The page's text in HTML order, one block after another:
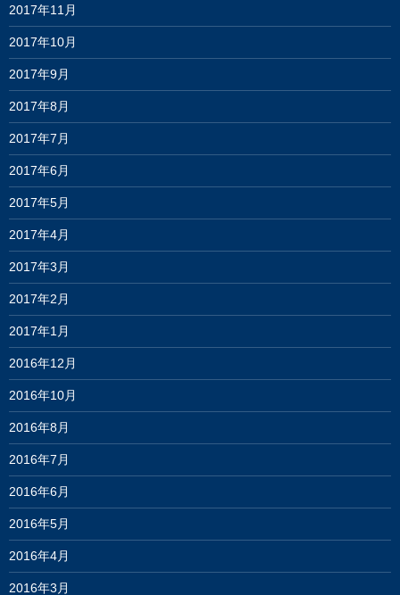
2017年11月
2017年10月
2017年9月
2017年8月
2017年7月
2017年6月
2017年5月
2017年4月
2017年3月
2017年2月
2017年1月
2016年12月
2016年10月
2016年8月
2016年7月
2016年6月
2016年5月
2016年4月
2016年3月